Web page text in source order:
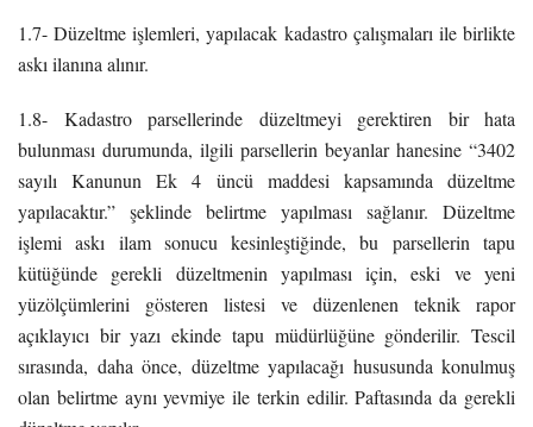
1.7- Düzeltme işlemleri, yapılacak kadastro çalışmaları ile birlikte
askı ilanına alınır.
1.8- Kadastro parsellerinde düzeltmeyi gerektiren bir hata
bulunması durumunda, ilgili parsellerin beyanlar hanesine “3402
sayılı Kanunun Ek 4 üncü maddesi kapsamında düzeltme
yapılacaktır.” şeklinde belirtme yapılması sağlanır. Düzeltme
işlemi askı ilam sonucu kesinleştiğinde, bu parsellerin tapu
kütüğünde gerekli düzeltmenin yapılması için, eski ve yeni
yüzölçümlerini gösteren listesi ve düzenlenen teknik rapor
açıklayıcı bir yazı ekinde tapu müdürlüğüne gönderilir. Tescil
sırasında, daha önce, düzeltme yapılacağı hususunda konulmuş
olan belirtme aynı yevmiye ile terkin edilir. Paftasında da gerekli